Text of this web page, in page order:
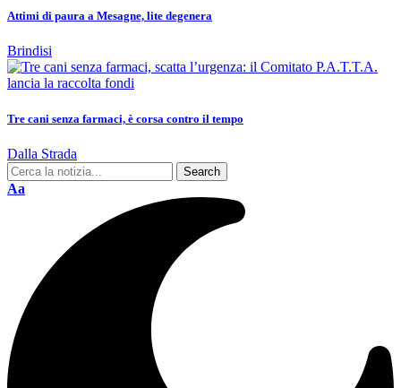
Attimi di paura a Mesagne, lite degenera
Brindisi
Tre cani senza farmaci, è corsa contro il tempo
Dalla Strada
Aa